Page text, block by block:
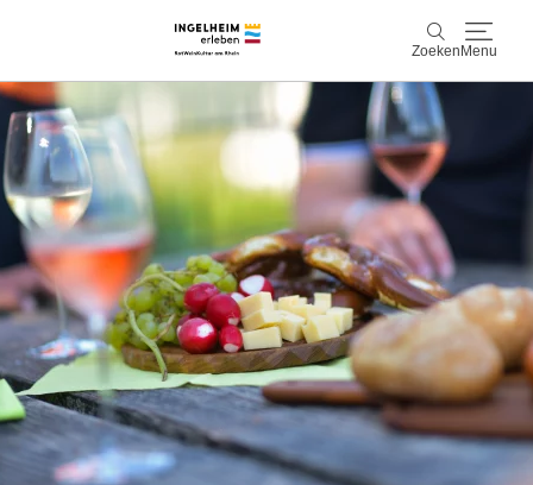
Zoeken Menu
Ontdek & ervaar
Wijn & Plezier
Kaiserpfalz, geschiedenis & cultuur
Plan & Book
Info & service
Accommodaties Boek ervaringen